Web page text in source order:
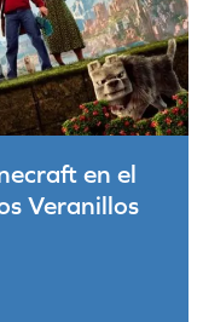
en el
Veranillos